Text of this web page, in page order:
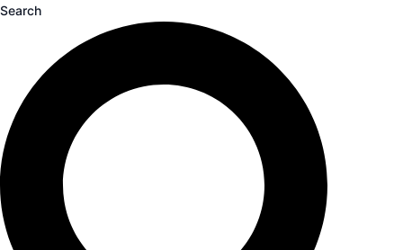
Search